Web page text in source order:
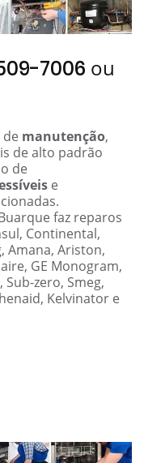
7006 ou
manutenção,
de alto padrão
de
e
faz reparos
Continental,
Amana, Ariston,
GE Monogram,
Sub-zero, Smeg,
Kelvinator e